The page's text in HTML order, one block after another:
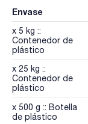
Envase
x 5 kg ::
Contenedor de
plástico
x 25 kg ::
Contenedor de
plástico
x 500 g :: Botella
de plástico